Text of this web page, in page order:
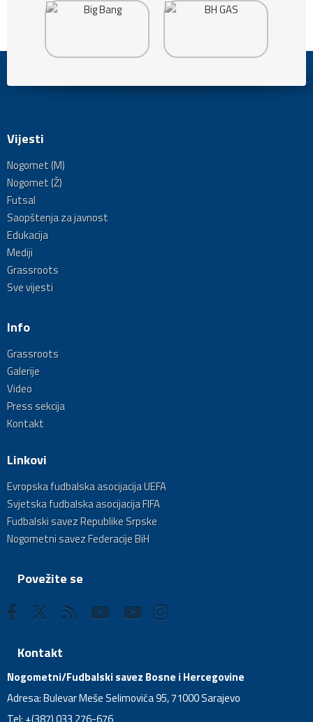
Vijesti
Nogomet (M)
Nogomet (Ž)
Futsal
Saopštenja za javnost
Edukacija
Mediji
Grassroots
Sve vijesti
Info
Grassroots
Galerije
Video
Press sekcija
Kontakt
Linkovi
Evropska fudbalska asocijacija UEFA
Svjetska fudbalska asocijacija FIFA
Fudbalski savez Republike Srpske
Nogometni savez Federacije BiH
Povežite se
Kontakt
Nogometni/Fudbalski savez Bosne i Hercegovine
Adresa: Bulevar Meše Selimovića 95, 71000 Sarajevo